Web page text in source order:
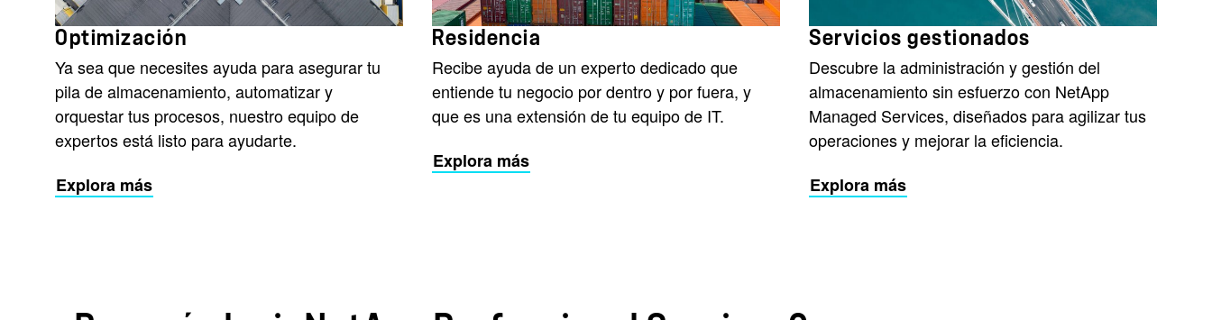
Optimización
Ya sea que necesites ayuda para asegurar tu
pila de almacenamiento, automatizar y
orquestar tus procesos, nuestro equipo de
expertos está listo para ayudarte.
Explora más
Residencia
Recibe ayuda de un experto dedicado que
entiende tu negocio por dentro y por fuera, y
que es una extensión de tu equipo de IT.
Explora más
Servicios gestionados
Descubre la administración y gestión del
almacenamiento sin esfuerzo con NetApp
Managed Services, diseñados para agilizar tus
operaciones y mejorar la eficiencia.
Explora más